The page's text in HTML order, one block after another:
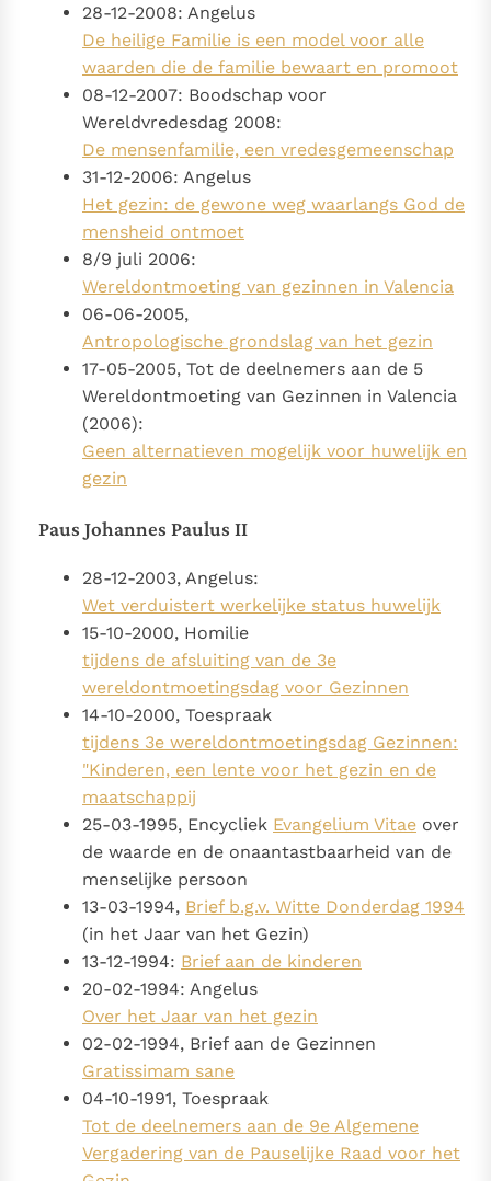
28-12-2008: Angelus
De heilige Familie is een model voor alle
waarden die de familie bewaart en promoot
08-12-2007: Boodschap voor
Wereldvredesdag 2008:
De mensenfamilie, een vredesgemeenschap
31-12-2006: Angelus
Het gezin: de gewone weg waarlangs God de
mensheid ontmoet
8/9 juli 2006:
Wereldontmoeting van gezinnen in Valencia
06-06-2005,
Antropologische grondslag van het gezin
17-05-2005, Tot de deelnemers aan de 5
Wereldontmoeting van Gezinnen in Valencia
(2006):
Geen alternatieven mogelijk voor huwelijk en
gezin
Paus Johannes Paulus II
28-12-2003, Angelus:
Wet verduistert werkelijke status huwelijk
15-10-2000, Homilie
tijdens de afsluiting van de 3e
wereldontmoetingsdag voor Gezinnen
14-10-2000, Toespraak
tijdens 3e wereldontmoetingsdag Gezinnen:
"Kinderen, een lente voor het gezin en de
maatschappij
25-03-1995, Encycliek Evangelium Vitae over
de waarde en de onaantastbaarheid van de
menselijke persoon
13-03-1994, Brief b.g.v. Witte Donderdag 1994
(in het Jaar van het Gezin)
13-12-1994: Brief aan de kinderen
20-02-1994: Angelus
Over het Jaar van het gezin
02-02-1994, Brief aan de Gezinnen
Gratissimam sane
04-10-1991, Toespraak
Tot de deelnemers aan de 9e Algemene
Vergadering van de Pauselijke Raad voor het